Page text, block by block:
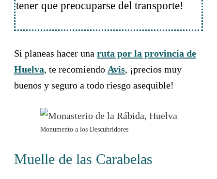
tener que preocuparse del transporte!
Si planeas hacer una ruta por la provincia de
Huelva, te recomiendo Avis, ¡precios muy
buenos y seguro a todo riesgo asequible!
Monumento a los Descubridores
Muelle de las Carabelas